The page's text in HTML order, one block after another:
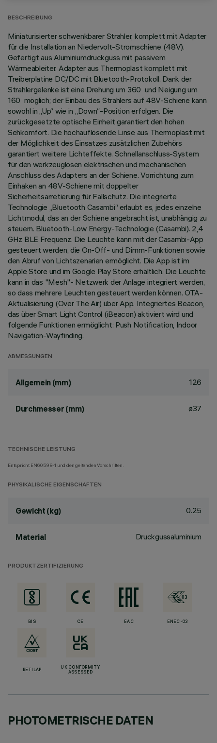
BESCHREIBUNG
Miniaturisierter schwenkbarer Strahler, komplett mit Adapter
für die Installation an Niedervolt-Stromschiene (48V).
Gefertigt aus Aluminiumdruckguss mit passivem
Wärmeableiter. Adapter aus Thermoplast komplett mit
Treiberplatine DC/DC mit Bluetooth-Protokoll. Dank der
Strahlergelenke ist eine Drehung um 360 und Neigung um
160 möglich; der Einbau des Strahlers auf 48V-Schiene kann
sowohl in „Up“ wie in „Down“-Position erfolgen. Die
zurückgesetzte optische Einheit garantiert den hohen
Sehkomfort. Die hochauflösende Linse aus Thermoplast mit
der Möglichkeit des Einsatzes zusätzlichen Zubehörs
garantiert weitere Lichteffekte. Schnellanschluss-System
für den werkzeuglosen elektrischen und mechanischen
Anschluss des Adapters an der Schiene. Vorrichtung zum
Einhaken an 48V-Schiene mit doppelter
Sicherheitsarretierung für Fallschutz. Die integrierte
Technologie „Bluetooth Casambi“ erlaubt es, jedes einzelne
Lichtmodul, das an der Schiene angebracht ist, unabhängig zu
steuern. Bluetooth-Low Energy-Technologie (Casambi). 2,4
GHz BLE Frequenz. Die Leuchte kann mit der Casambi-App
gesteuert werden, die On-Off- und Dimm-Funktionen sowie
den Abruf von Lichtszenarien ermöglicht. Die App ist im
Apple Store und im Google Play Store erhältlich. Die Leuchte
kann in das "Mesh"- Netzwerk der Anlage integriert werden,
so dass mehrere Leuchten gesteuert werden können. OTA-
Aktualisierung (Over The Air) über App. Integriertes Beacon,
das über Smart Light Control (iBeacon) aktiviert wird und
folgende Funktionen ermöglicht: Push Notification, Indoor
Navigation-Wayfinding.
ABMESSUNGEN
Allgemein (mm) 126
Durchmesser (mm) ø37
TECHNISCHE LEISTUNG
Entspricht EN60598-1 und den geltenden Vorschriften.
PHYSIKALISCHE EIGENSCHAFTEN
Gewicht (kg) 0.25
Material Druckgussaluminium
PRODUKTZERTIFIZIERUNG
BIS CE EAC ENEC-03
RETILAP
UK CONFORMITY
ASSESSED
PHOTOMETRISCHE DATEN